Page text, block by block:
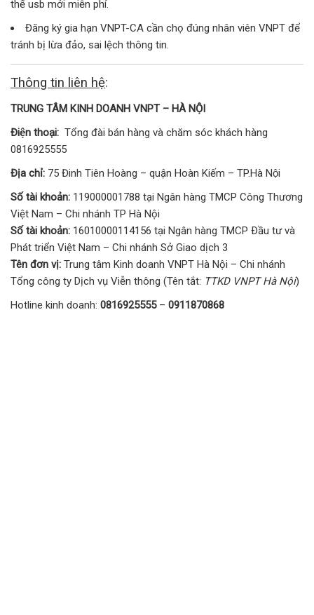
thế usb mới miễn phí.
Đăng ký gia hạn VNPT-CA cần chọ đúng nhân viên VNPT để
tránh bị lừa đảo, sai lệch thông tin.
Thông tin liên hệ:
TRUNG TÂM KINH DOANH VNPT – HÀ NỘI
Điện thoại: Tổng đài bán hàng và chăm sóc khách hàng
0816925555
Địa chỉ: 75 Đinh Tiên Hoàng – quận Hoàn Kiếm – TP.Hà Nội
Số tài khoản: 119000001788 tại Ngân hàng TMCP Công Thương
Việt Nam – Chi nhánh TP Hà Nội
Số tài khoản: 16010000114156 tại Ngân hàng TMCP Ðầu tư và
Phát triển Việt Nam – Chi nhánh Sở Giao dịch 3
Tên đơn vị: Trung tâm Kinh doanh VNPT Hà Nội – Chi nhánh
Tổng công ty Dịch vụ Viễn thông (Tên tắt: TTKD VNPT Hà Nội)
Hotline kinh doanh: 0816925555– 0911870868